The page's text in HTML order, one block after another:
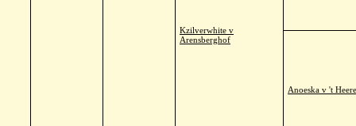
Kzilverwhite v
Arensberghof
Anoeska v 't